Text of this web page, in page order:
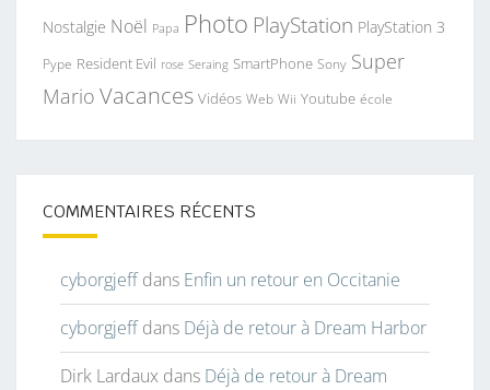
Nostalgie Noël Papa Photo PlayStation PlayStation 3
Pype Resident Evil rose Seraing SmartPhone Sony Super
Mario Vacances Vidéos Web Wii Youtube école
COMMENTAIRES RÉCENTS
cyborgjeffdans Enfin un retour en Occitanie
cyborgjeffdans Déjà de retour à Dream Harbor
Dirk Lardaux dans Déjà de retour à Dream